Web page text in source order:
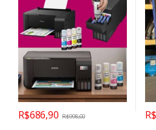
R$686,90 R$998,00 R$